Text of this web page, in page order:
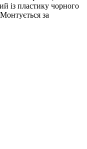
із пластику чорного
за